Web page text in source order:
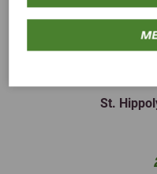
St.
Previous